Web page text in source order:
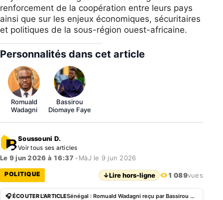
renforcement de la coopération entre leurs pays
ainsi que sur les enjeux économiques, sécuritaires
et politiques de la sous-région ouest-africaine.
Personnalités dans cet article
Romuald
Wadagni
Bassirou
Diomaye Faye
Soussouni D.
Voir tous ses articles
Le 9 jun 2026 à 16:37 • MàJ le 9 jun 2026
POLITIQUE ↓Lire hors-ligne 1 089vues
🎧 ÉCOUTER L'ARTICLE Sénégal : Romuald Wadagni reçu par Bassirou Diomaye Faye